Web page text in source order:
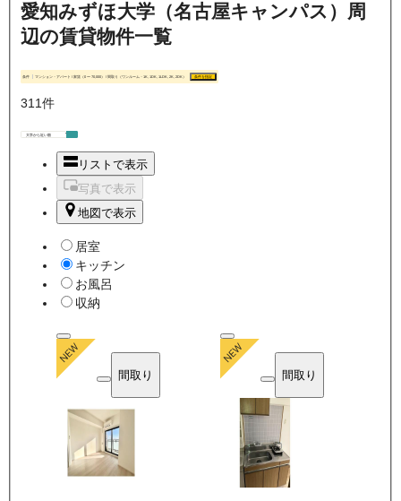
愛知みずほ大学（名古屋キャンパス）周
辺の賃貸物件一覧
条件 マンション・アパート / 家賃（0 〜 70,000） / 間取り（ワンルーム・1K, 1DK, 1LDK, 2K, 2DK） 条件を指定
311件
リストで表示
写真で表示
地図で表示
居室
キッチン
お風呂
収納
間取り 間取り